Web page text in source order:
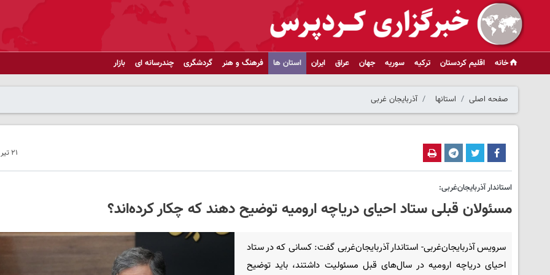
خانه اقلیم کردستان ترکیه سوریه جهان عراق ایران استان ها فرهنگ و هنر گردشگری چندرسانه ای بازار
صفحه اصلی استانها آذربایجان غربی
۲۱ تیر ۱۴۰۴ - ۲۱:۴۸
استاندار آذربایجان‌غربی:
مسئولان قبلی ستاد احیای دریاچه ارومیه توضیح دهند که چکار کردەاند؟
سرویس آذربایجان‌غربی- استاندار آذربایجان‌غربی گفت: کسانی که در ستاد
احیای دریاچه ارومیه در سال‌های قبل مسئولیت داشتند، باید توضیح